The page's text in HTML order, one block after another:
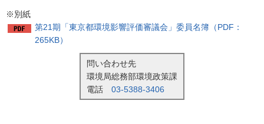
※別紙
第21期「東京都環境影響評価審議会」委員名簿（PDF：
265KB）
問い合わせ先
環境局総務部環境政策課
電話 03-5388-3406